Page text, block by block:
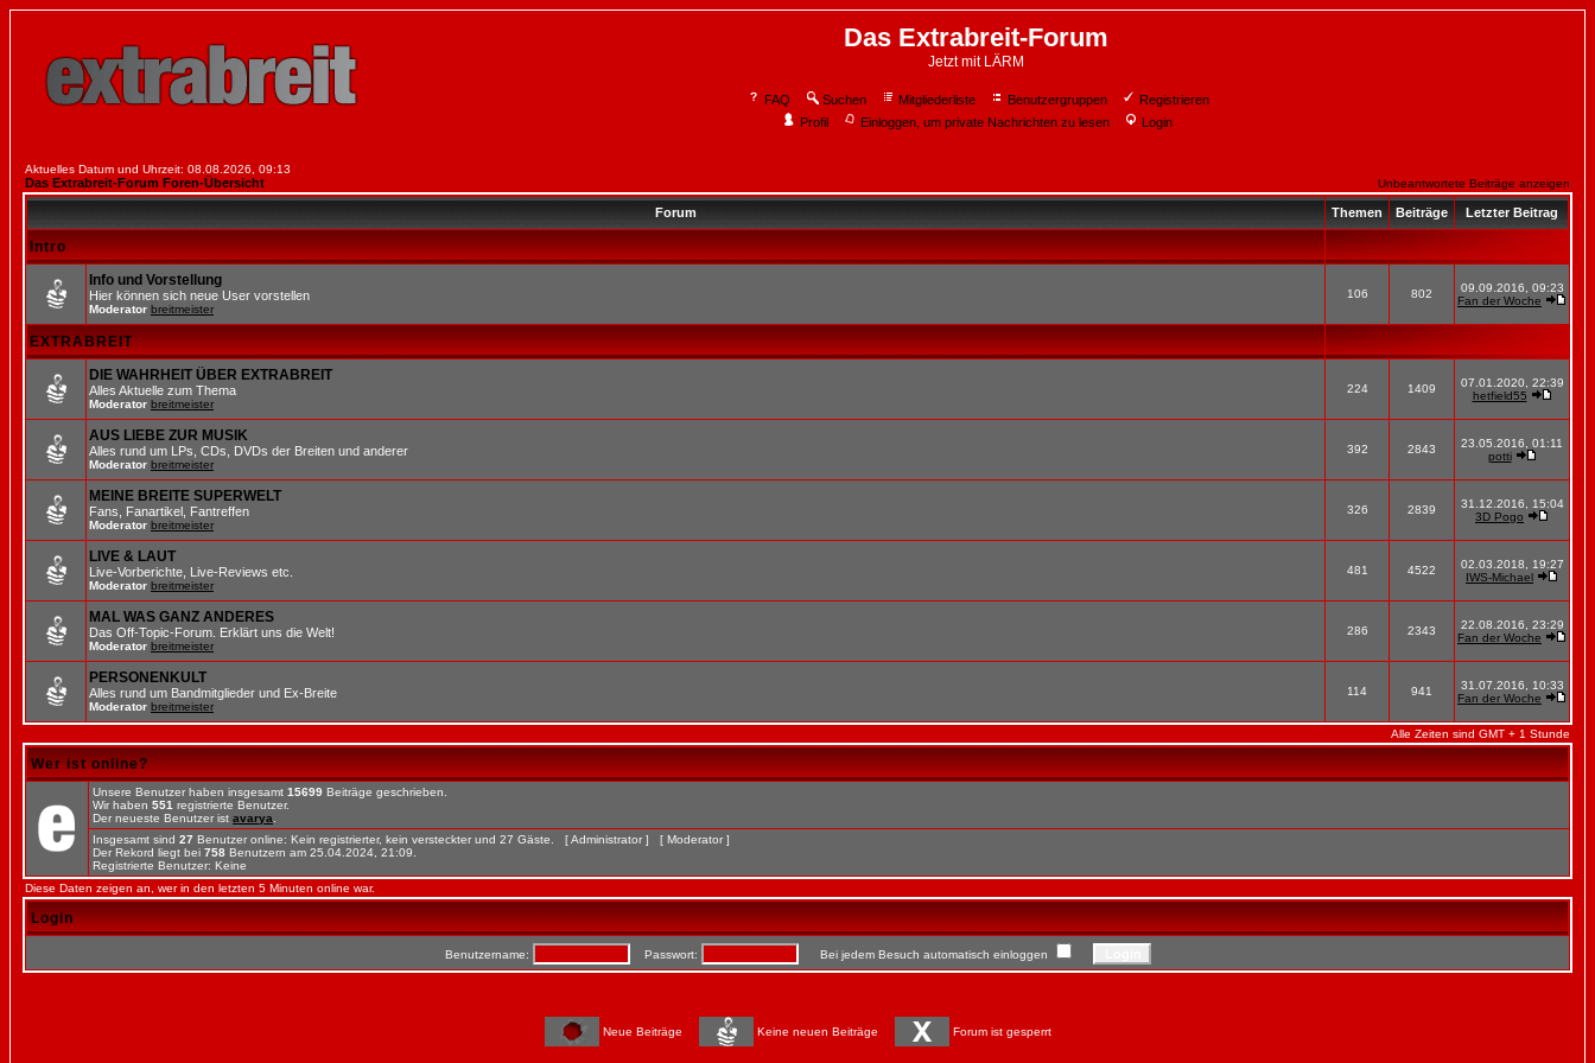
Das Extrabreit-Forum
Jetzt mit LÄRM
FAQ Suchen Mitgliederliste Benutzergruppen
Registrieren
Profil
Einloggen, um private Nachrichten zu lesen Login
Aktuelles Datum und Uhrzeit: 08.08.2026, 09:13
Das Extrabreit-Forum Foren-Übersicht Unbeantwortete Beiträge anzeigen
Forum Themen Beiträge Letzter Beitrag
Intro
Info und Vorstellung
Hier können sich neue User vorstellen
Moderator breitmeister
106 802
09.09.2016, 09:23
Fan der Woche
EXTRABREIT
DIE WAHRHEIT ÜBER EXTRABREIT
Alles Aktuelle zum Thema
Moderator breitmeister
224 1409
07.01.2020, 22:39
hetfield55
AUS LIEBE ZUR MUSIK
Alles rund um LPs, CDs, DVDs der Breiten und anderer
Moderator breitmeister
392 2843
23.05.2016, 01:11
potti
MEINE BREITE SUPERWELT
Fans, Fanartikel, Fantreffen
Moderator breitmeister
326 2839
31.12.2016, 15:04
3D Pogo
LIVE & LAUT
Live-Vorberichte, Live-Reviews etc.
Moderator breitmeister
481 4522
02.03.2018, 19:27
IWS-Michael
MAL WAS GANZ ANDERES
Das Off-Topic-Forum. Erklärt uns die Welt!
Moderator breitmeister
286 2343
22.08.2016, 23:29
Fan der Woche
PERSONENKULT
Alles rund um Bandmitglieder und Ex-Breite
Moderator breitmeister
114 941
31.07.2016, 10:33
Fan der Woche
Alle Zeiten sind GMT + 1 Stunde
Wer ist online?
Unsere Benutzer haben insgesamt 15699 Beiträge geschrieben.
Wir haben 551 registrierte Benutzer.
Der neueste Benutzer ist avarya
Insgesamt sind 27 Benutzer online: Kein registrierter, kein versteckter und 27 Gäste. [Administrator ] [ Moderator ]
Der Rekord liegt bei 758 Benutzern am 25.04.2024, 21:09.
Registrierte Benutzer: Keine
Diese Daten zeigen an, wer in den letzten 5 Minuten online war.
Login
Benutzername: Passwort: Bei jedem Besuch automatisch einloggen
Neue Beiträge Keine neuen Beiträge Forum ist gesperrt